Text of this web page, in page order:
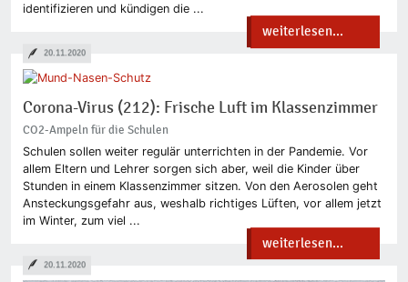
identifizieren und kündigen die ...
weiterlesen...
Corona-Virus (212): Frische Luft im Klassenzimmer
CO2-Ampeln für die Schulen
Schulen sollen weiter regulär unterrichten in der Pandemie. Vor
allem Eltern und Lehrer sorgen sich aber, weil die Kinder über
Stunden in einem Klassenzimmer sitzen. Von den Aerosolen geht
Ansteckungsgefahr aus, weshalb richtiges Lüften, vor allem jetzt
im Winter, zum viel ...
weiterlesen...
20.11.2020
20.11.2020